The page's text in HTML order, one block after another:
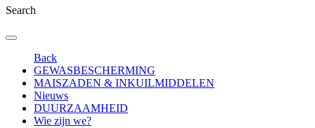
Search
Back
GEWASBESCHERMING
MAISZADEN & INKUILMIDDELEN
Nieuws
DUURZAAMHEID
Wie zijn we?